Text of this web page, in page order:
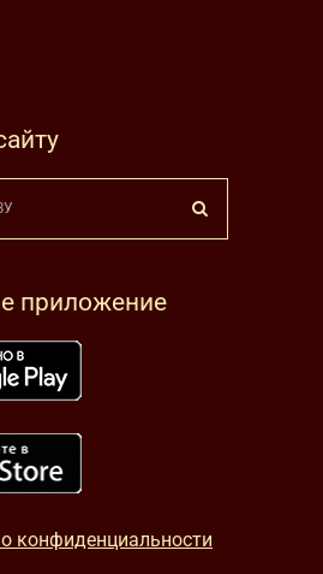
приложение
конфиденциальности